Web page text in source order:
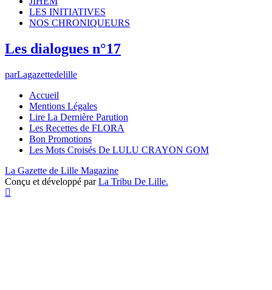
LES INITIATIVES
NOS CHRONIQUEURS
Les dialogues n°17
parLagazettedelille
Accueil
Mentions Légales
Lire La Dernière Parution
Les Recettes de FLORA
Bon Promotions
Les Mots Croisés De LULU CRAYON GOM
La Gazette de Lille Magazine
Conçu et développé parLa Tribu De Lille.